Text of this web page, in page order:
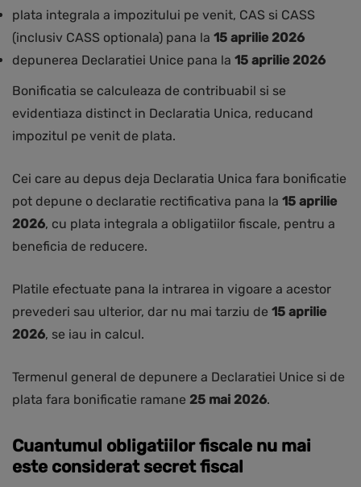
plata integrala a impozitului pe venit, CAS si CASS
(inclusiv CASS optionala) pana la 15 aprilie 2026
depunerea Declaratiei Unice pana la 15 aprilie 2026
Bonificatia se calculeaza de contribuabil si se
evidentiaza distinct in Declaratia Unica, reducand
impozitul pe venit de plata.
Cei care au depus deja Declaratia Unica fara bonificatie
pot depune o declaratie rectificativa pana la 15 aprilie
2026, cu plata integrala a obligatiilor fiscale, pentru a
beneficia de reducere.
Platile efectuate pana la intrarea in vigoare a acestor
prevederi sau ulterior, dar nu mai tarziu de 15 aprilie
2026, se iau in calcul.
Termenul general de depunere a Declaratiei Unice si de
plata fara bonificatie ramane 25 mai 2026.
Cuantumul obligatiilor fiscale nu mai
este considerat secret fiscal